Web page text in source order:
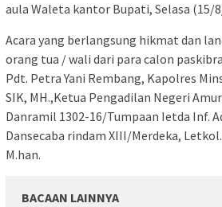
aula Waleta kantor Bupati, Selasa (15/
Acara yang berlangsung hikmat dan
orang tua / wali dari para calon
Pdt. Petra Yani Rembang, Kapolres
SIK, MH.,Ketua Pengadilan Negeri
Danramil 1302-16/Tumpaan Ietda Inf.
Dansecaba rindam XIII/Merdeka,
M.han.
BACAAN LAINNYA